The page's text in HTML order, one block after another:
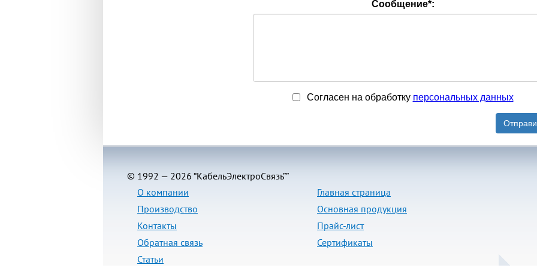
Сообщение*:
Согласен на обработку персональныx данных
© 1992 — 2026 “КабельЭлектроСвязь””
О компании
Производство
Контакты
Обратная связь
Статьи
Главная страница
Основная продукция
Прайс-лист
Сертификаты